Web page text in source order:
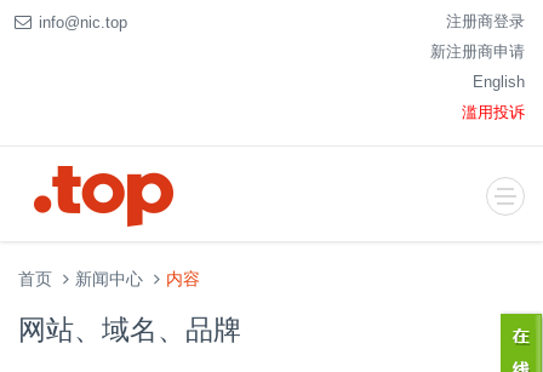
info@nic.top
注册商登录
新注册商申请
English
滥用投诉
首页 新闻中心 内容
网站、域名、品牌